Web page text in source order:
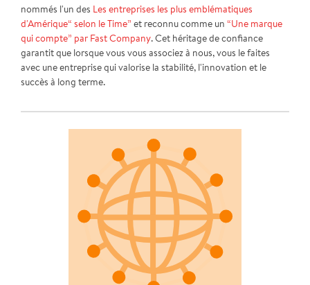
nommés l'un des Les entreprises les plus emblématiques
d'Amérique“ selon le Time” et reconnu comme un “Une marque
qui compte” par Fast Company. Cet héritage de confiance
garantit que lorsque vous vous associez à nous, vous le faites
avec une entreprise qui valorise la stabilité, l'innovation et le
succès à long terme.